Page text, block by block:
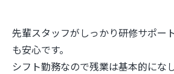
先輩スタッフがしっかり研修サポー
も安心です。
シフト勤務なので残業は基本的にな